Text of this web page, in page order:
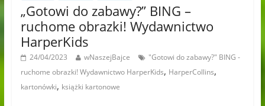
„Gotowi do zabawy?” BING –
ruchome obrazki! Wydawnictwo
HarperKids
24/04/2023 wNaszejBajce
"Gotowi do zabawy?" BING -
ruchome obrazki! Wydawnictwo HarperKids, HarperCollins,
kartonówki, książki kartonowe